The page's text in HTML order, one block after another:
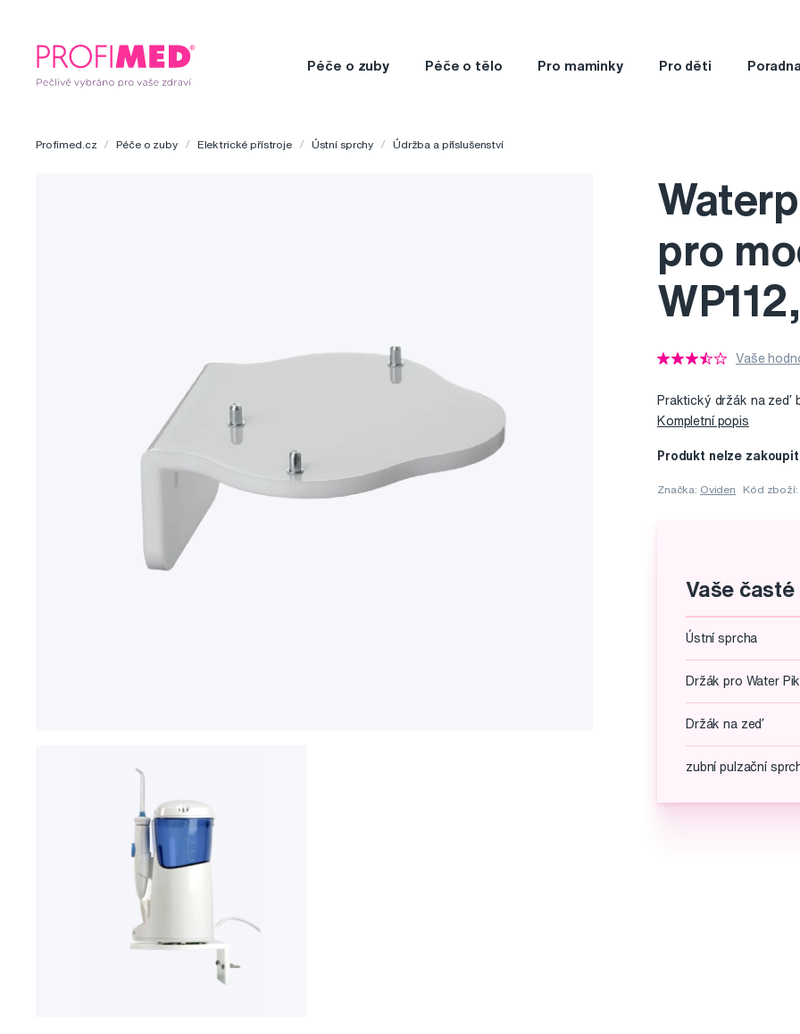
Péče o zuby Péče o tělo Pro maminky Pro děti
Profimed.cz Péče o zuby Elektrické přístroje Ústní sprchy Údržba a příslušenství
pro
Vaše
Praktický držák na zeď
Kompletní popis
Produkt nelze zakoupit
Značka: Oviden Kód zboží:
Vaše
Ústní sprcha
Držák pro Water
Držák na zeď
zubní pulzační